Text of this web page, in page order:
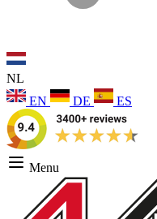
NL
EN
DE ES
Menu